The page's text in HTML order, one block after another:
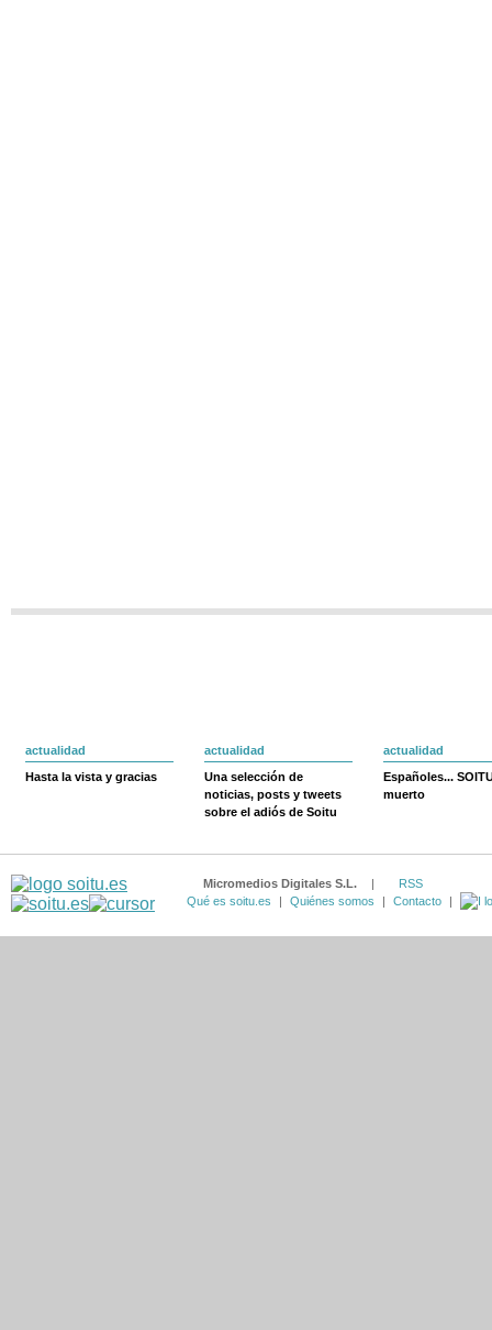
actualidad
Hasta la vista y gracias
actualidad
Una selección de
noticias, posts y tweets
sobre el adiós de Soitu
actualidad
Españoles...
muerto
Micromedios Digitales S.L. |
RSS
Qué es soitu.es
| Quiénes somos | Contacto |